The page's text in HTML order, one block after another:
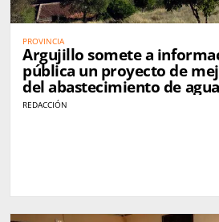
PROVINCIA
Argujillo somete a
pública un proyecto de
del abastecimiento de agua
REDACCIÓN